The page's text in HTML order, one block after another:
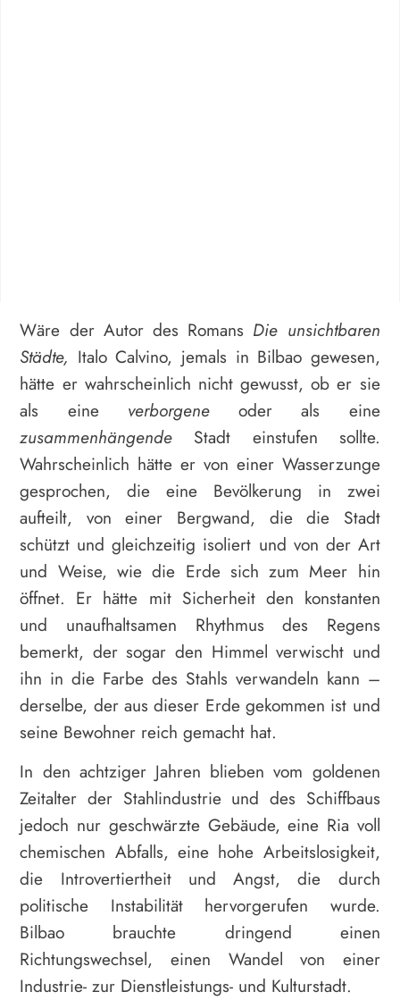
Wäre der Autor des Romans Die unsichtbaren
Städte, Italo Calvino, jemals in Bilbao gewesen,
hätte er wahrscheinlich nicht gewusst, ob er sie
als eine verborgeneoder als eine
zusammenhängende Stadt einstufen sollte.
Wahrscheinlich hätte er von einer Wasserzunge
gesprochen, die eine Bevölkerung in zwei
aufteilt, von einer Bergwand, die die Stadt
schützt und gleichzeitig isoliert und von der Art
und Weise, wie die Erde sich zum Meer hin
öffnet. Er hätte mit Sicherheit den konstanten
und unaufhaltsamen Rhythmus des Regens
bemerkt, der sogar den Himmel verwischt und
ihn in die Farbe des Stahls verwandeln kann –
derselbe, der aus dieser Erde gekommen ist und
seine Bewohner reich gemacht hat.
In den achtziger Jahren blieben vom goldenen
Zeitalter der Stahlindustrie und des Schiffbaus
jedoch nur geschwärzte Gebäude, eine Ria voll
chemischen Abfalls, eine hohe Arbeitslosigkeit,
die Introvertiertheit und Angst, die durch
politische Instabilität hervorgerufen wurde.
Bilbao brauchte dringend einen
Richtungswechsel, einen Wandel von einer
Industrie- zur Dienstleistungs- und Kulturstadt.